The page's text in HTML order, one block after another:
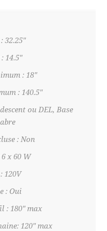
32.25"
14.5"
: 18"
: 140.5"
ou DEL, Base
: Non
6 x 60 W
120V
: Oui
: 180" max
120" max